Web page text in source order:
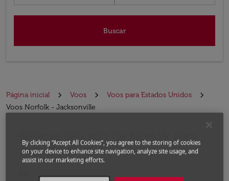
Buscar
Página inicial Voos
Voos para Estados Unidos
Voos Norfolk - Jacksonville
Reserve seu voo de Norfolk para
Jacksonville
By clicking “Accept All Cookies”, you agree to the storing of cookies
on your device to enhance site navigation, analyze site usage, and
assist in our marketing efforts.